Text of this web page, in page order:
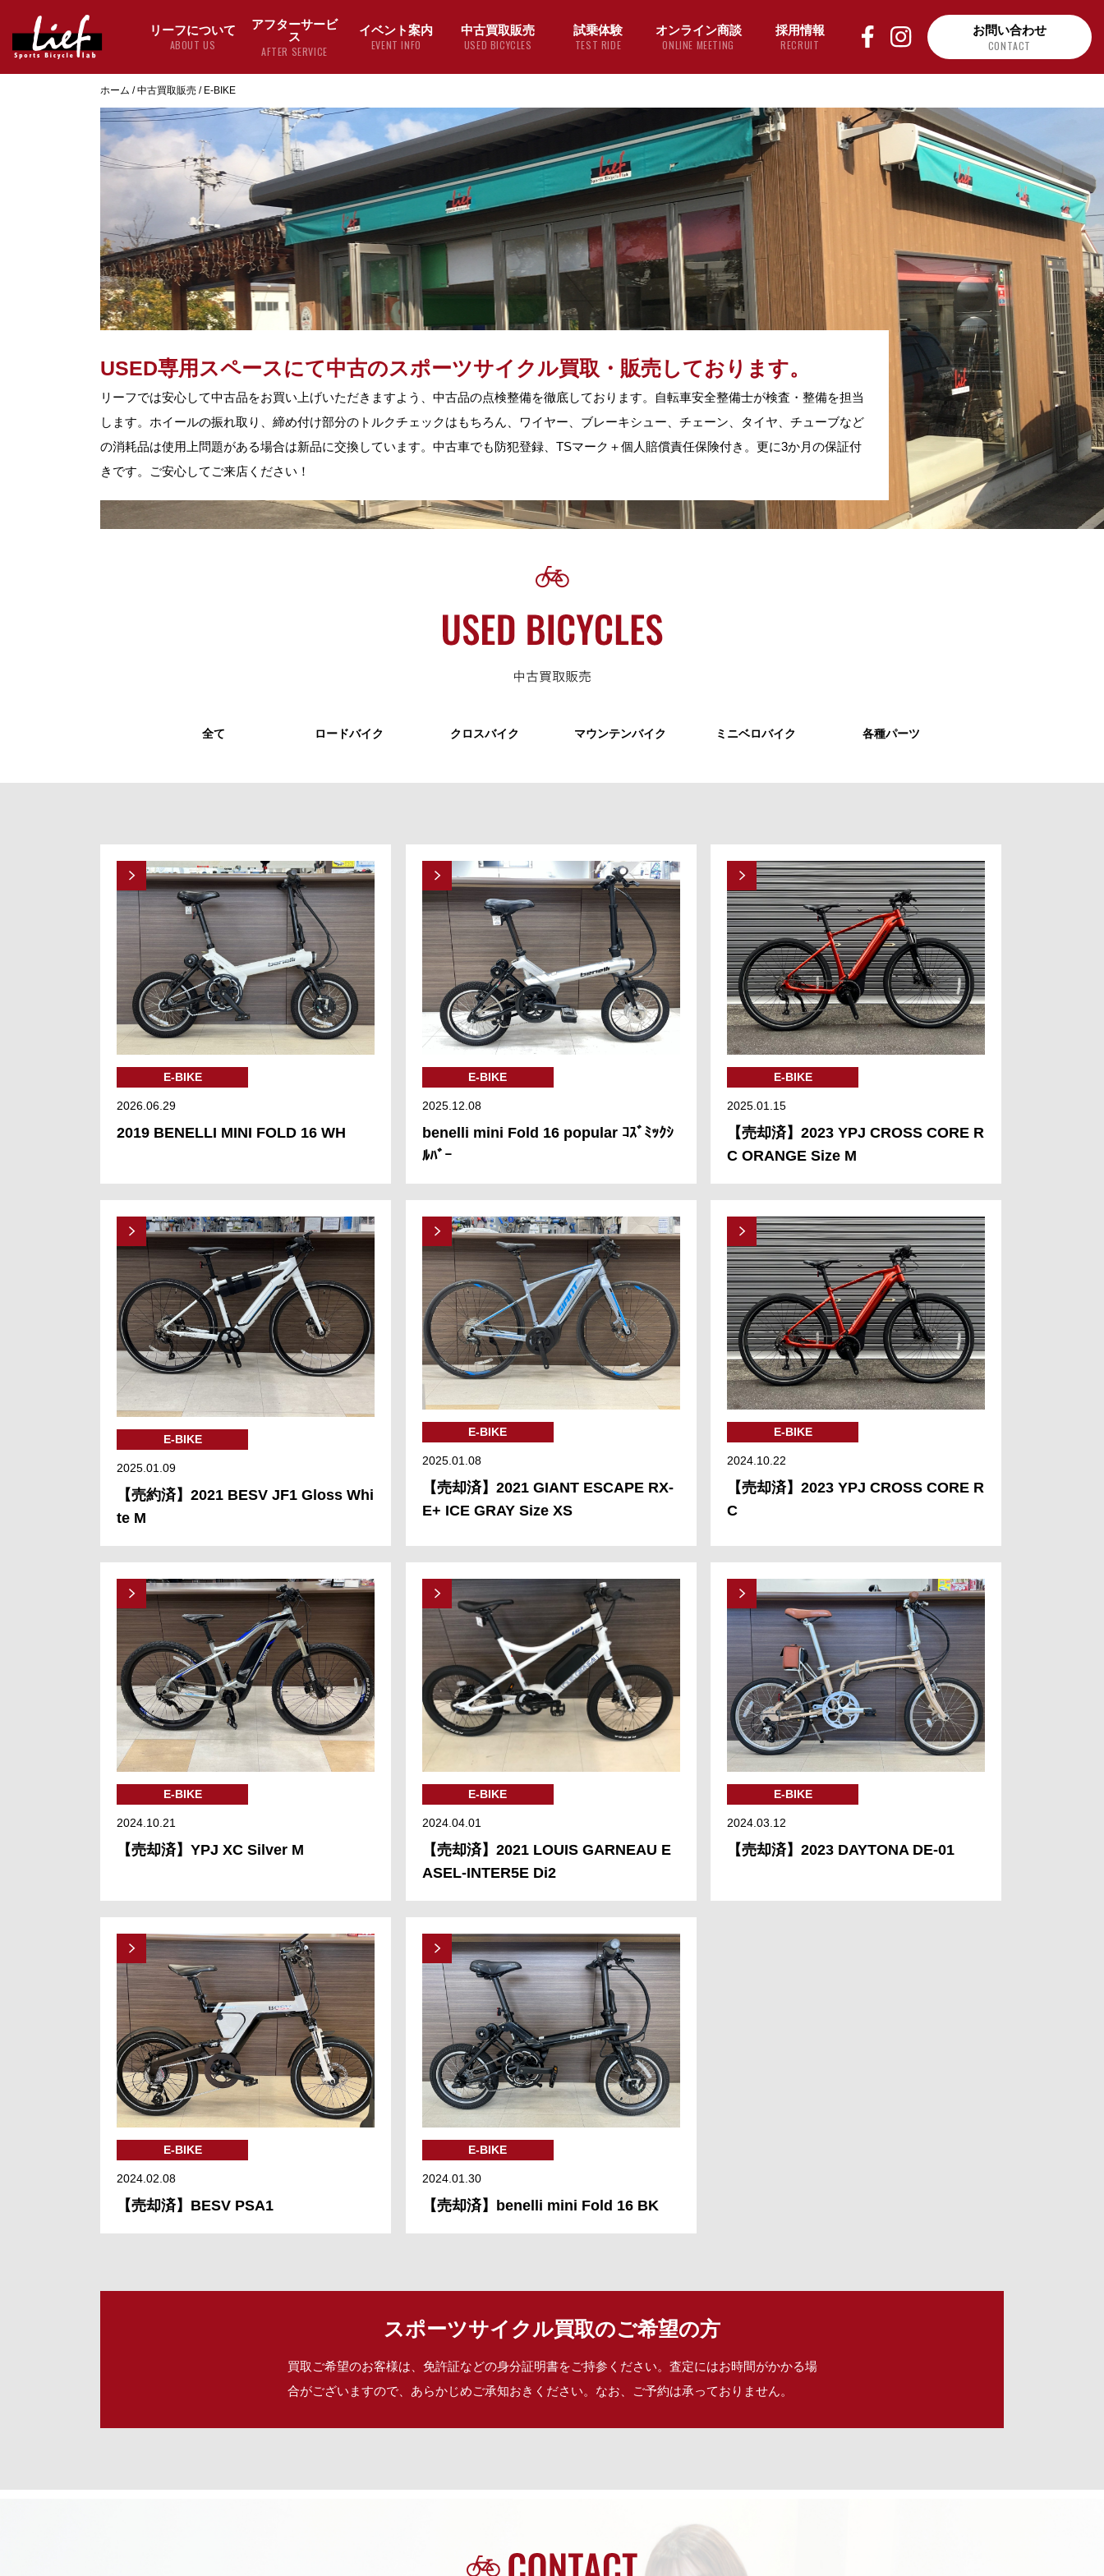
リーフについて
ABOUT US
アフターサービ
ス
AFTER SERVICE
イベント案内
EVENT INFO
中古買取販売
USED BICYCLES
試乗体験
TEST RIDE
オンライン商談
ONLINE MEETING
採用情報
RECRUIT
お問い合わせ
CONTACT
ホーム /中古買取販売 / E-BIKE
USED専用スペースにて中古のスポーツサイクル買取・販売しております。
リーフでは安心して中古品をお買い上げいただきますよう、中古品の点検整備を徹底しております。自転車安全整備士が検査・整備を担当
します。ホイールの振れ取り、締め付け部分のトルクチェックはもちろん、ワイヤー、ブレーキシュー、チェーン、タイヤ、チューブなど
の消耗品は使用上問題がある場合は新品に交換しています。中古車でも防犯登録、TSマーク＋個人賠償責任保険付き。更に3か月の保証付
きです。ご安心してご来店ください！
全て ロードバイク クロスバイク マウンテンバイク ミニベロバイク 各種パーツ
E-BIKE
2026.06.29
2019 BENELLI MINI FOLD 16 WH
E-BIKE
2025.12.08
benelli mini Fold 16 popular ｺｽﾞﾐｯｸｼ
ﾙﾊﾞｰ
E-BIKE
2025.01.15
【売却済】2023 YPJ CROSS CORE R
C ORANGE Size M
E-BIKE
2025.01.09
【売約済】2021 BESV JF1 Gloss Whi
te M
E-BIKE
2025.01.08
【売却済】2021 GIANT ESCAPE RX-
E+ ICE GRAY Size XS
E-BIKE
2024.10.22
【売却済】2023 YPJ CROSS CORE R
C
E-BIKE
2024.10.21
【売却済】YPJ XC Silver M
E-BIKE
2024.04.01
【売却済】2021 LOUIS GARNEAU E
ASEL-INTER5E Di2
E-BIKE
2024.03.12
【売却済】2023 DAYTONA DE-01
E-BIKE
2024.02.08
【売却済】BESV PSA1
E-BIKE
2024.01.30
【売却済】benelli mini Fold 16 BK
スポーツサイクル買取のご希望の方
買取ご希望のお客様は、免許証などの身分証明書をご持参ください。査定にはお時間がかかる場
合がございますので、あらかじめご承知おきください。なお、ご予約は承っておりません。